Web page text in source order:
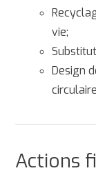
vie;
Design
Actions